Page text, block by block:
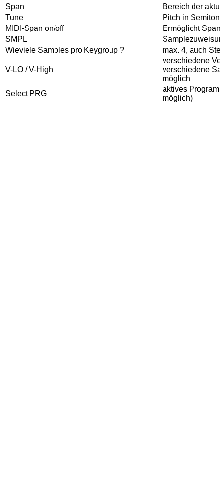
Span
Bereich der
Tune
Pitch in
MIDI-Span on/off
Ermöglicht
SMPL
Wieviele Samples pro Keygroup ?
max. 4, auch
V-LO / V-High
verschiedene
verschiedene
möglich
Select PRG
aktives
möglich)